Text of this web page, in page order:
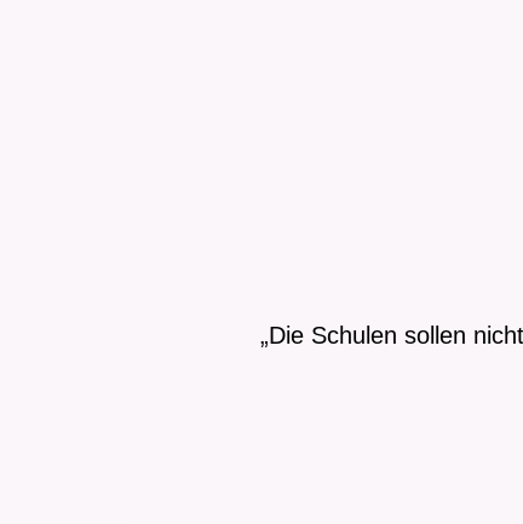
„Die Schulen sollen